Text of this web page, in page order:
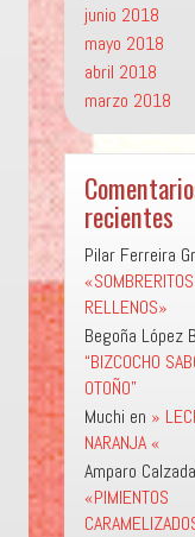
junio 2018
mayo 2018
abril 2018
marzo 2018
recientes
Pilar Ferreira
RELLENOS»
Begoña López
“BIZCOCHO
OTOÑO”
Muchi en »
NARANJA «
Amparo
«PIMIENTOS